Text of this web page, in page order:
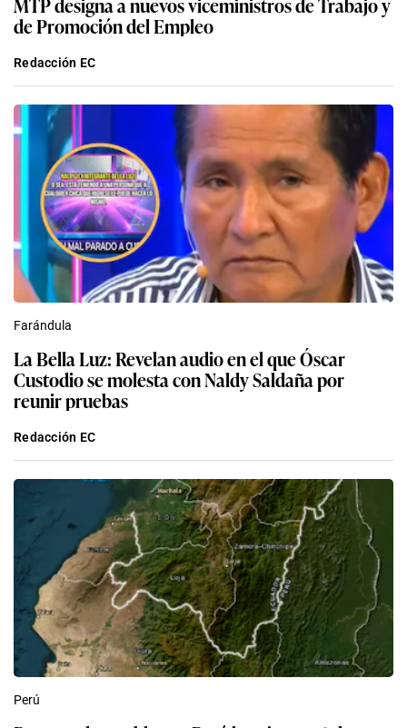
de Promoción del Empleo
Redacción EC
Farándula
La Bella Luz: Revelan audio en el que Óscar
Custodio se molesta con Naldy Saldaña por
reunir pruebas
Redacción EC
Perú